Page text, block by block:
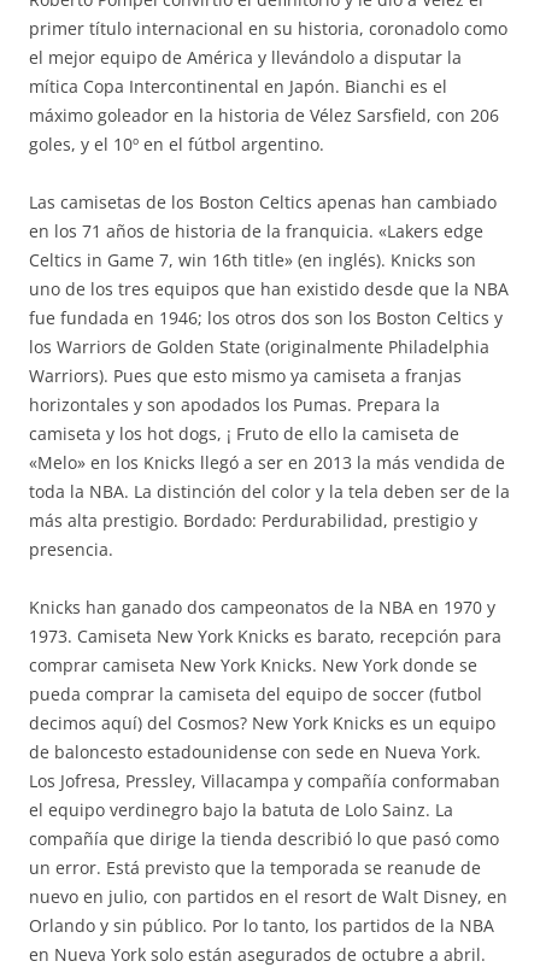
primer título internacional en su historia, coronadolo como
el mejor equipo de América y llevándolo a disputar la
mítica Copa Intercontinental en Japón. Bianchi es el
máximo goleador en la historia de Vélez Sarsfield, con 206
goles, y el 10º en el fútbol argentino.
Las camisetas de los Boston Celtics apenas han cambiado
en los 71 años de historia de la franquicia. «Lakers edge
Celtics in Game 7, win 16th title» (en inglés). Knicks son
uno de los tres equipos que han existido desde que la NBA
fue fundada en 1946; los otros dos son los Boston Celtics y
los Warriors de Golden State (originalmente Philadelphia
Warriors). Pues que esto mismo ya camiseta a franjas
horizontales y son apodados los Pumas. Prepara la
camiseta y los hot dogs, ¡ Fruto de ello la camiseta de
«Melo» en los Knicks llegó a ser en 2013 la más vendida de
toda la NBA. La distinción del color y la tela deben ser de la
más alta prestigio. Bordado: Perdurabilidad, prestigio y
presencia.
Knicks han ganado dos campeonatos de la NBA en 1970 y
1973. Camiseta New York Knicks es barato, recepción para
comprar camiseta New York Knicks. New York donde se
pueda comprar la camiseta del equipo de soccer (futbol
decimos aquí) del Cosmos? New York Knicks es un equipo
de baloncesto estadounidense con sede en Nueva York.
Los Jofresa, Pressley, Villacampa y compañía conformaban
el equipo verdinegro bajo la batuta de Lolo Sainz. La
compañía que dirige la tienda describió lo que pasó como
un error. Está previsto que la temporada se reanude de
nuevo en julio, con partidos en el resort de Walt Disney, en
Orlando y sin público. Por lo tanto, los partidos de la NBA
en Nueva York solo están asegurados de octubre a abril.